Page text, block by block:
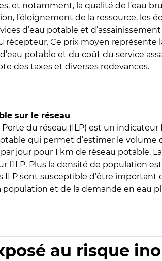
et notamment, la qualité de l’eau
l’éloignement de la ressource, les
d’eau potable et
récepteur. Ce prix moyen représente
potable et du coût du service
des taxes et diverses redevances.
sur le réseau
Perte du réseau (ILP) est un indicateur
qui permet d’estimer le volume
jour pour 1 km de réseau potable.
l’ILP. Plus la densité de population est
ILP sont susceptible d’être important
et de la demande en eau
au risque